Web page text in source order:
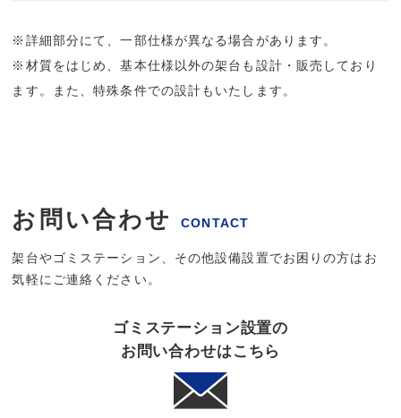
※詳細部分にて、一部仕様が異なる場合があります。
※材質をはじめ、基本仕様以外の架台も設計・販売しており
ます。また、特殊条件での設計もいたします。
お問い合わせ CONTACT
架台やゴミステーション、その他設備設置でお困りの方はお
気軽にご連絡ください。
ゴミステーション設置の
お問い合わせはこちら